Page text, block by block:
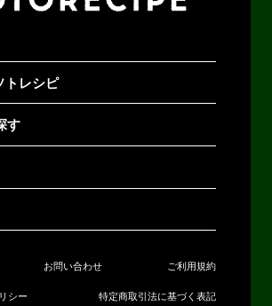
トレシピ
す
お問い合わせ ご利用規約
シー 特定商取引法に基づく表記